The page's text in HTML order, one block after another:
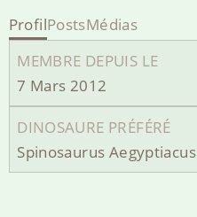
ProfilPostsMédias
MEMBRE DEPUIS LE
7 Mars 2012
DINOSAURE PRÉFÉRÉ
Spinosaurus Aegyptiacus